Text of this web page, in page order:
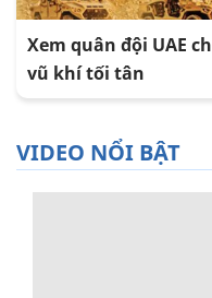
Xem quân đội UAE
vũ khí tối tân
VIDEO NỔI BẬT